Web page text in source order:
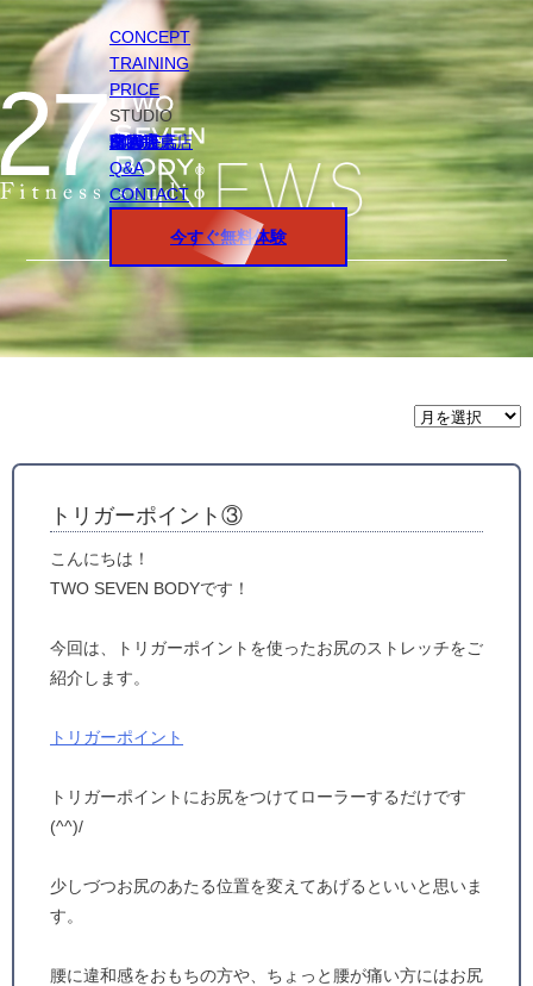
CONCEPT
TRAINING
PRICE
STUDIO
円山店
白石店
桑園店
北18条店
宮の沢店
環状通東店
STAFF
Q&A
CONTACT
今すぐ無料体験
月
間
ー
トリガーポイント③
こんにちは！
TWO SEVEN BODYです！
今回は、トリガーポイントを使ったお尻のストレッチをご
紹介します。
トリガーポイント
トリガーポイントにお尻をつけてローラーするだけです
(^^)/
少しづつお尻のあたる位置を変えてあげるといいと思いま
す。
腰に違和感をおもちの方や、ちょっと腰が痛い方にはお尻